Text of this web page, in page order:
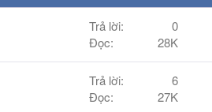
Trả lời
0
Đọc
28K
Trả lời
6
Đọc
27K